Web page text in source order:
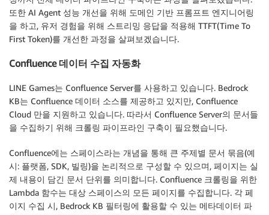
또한 AI Agent 성능 개선을 위해 도메인 기반 프롬프트 엔지니어링
을 하고, 유저 경험을 위해 스트리밍 응답을 적용해 TTFT(Time To
First Token)를 개선한 과정을 살펴보겠습니다.
Confluence 데이터 수집 자동화
LINE Games는 Confluence Server를 사용하고 있습니다. Bedrock
KB는 Confluence 데이터 소스를 제공하고 있지만, Confluence
Cloud 만을 지원하고 있습니다. 따라서 Confluence Server의 문서들
을 수집하기 위해 크롤링 파이프라인 구축이 필요했습니다.
Confluence에는 스페이스라는 개념을 통해 큰 주제별 문서 묶음(예
시: 플랫폼, SDK, 빌링)을 논리적으로 구성할 수 있으며, 페이지는 실
제 내용이 담긴 문서 단위를 의미합니다. Confluence 크롤링을 위한
Lambda 함수는 대상 스페이스의 모든 페이지를 수집합니다. 각 페
이지 수집 시, Bedrock KB 필터링에 활용할 수 있는 메타데이터 파